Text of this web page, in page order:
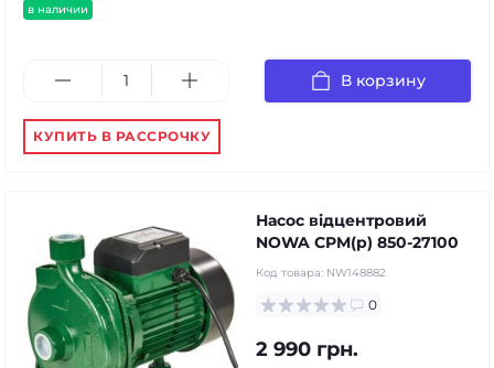
в наличии
В корзину
КУПИТЬ В РАССРОЧКУ
Насос відцентровий
NOWA CPM(p) 850-27100
Код товара: NW148882
0
2 990 грн.